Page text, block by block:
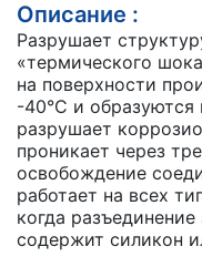
Описание :
Разрушает
«термического
на поверхности
-40°C и
разрушает
проникает через
освобождение
работает на всех
когда
содержит силикон